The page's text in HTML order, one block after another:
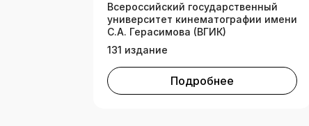
Всероссийский государственный
университет кинематографии имени
С.А. Герасимова (ВГИК)
131 издание
Подробнее